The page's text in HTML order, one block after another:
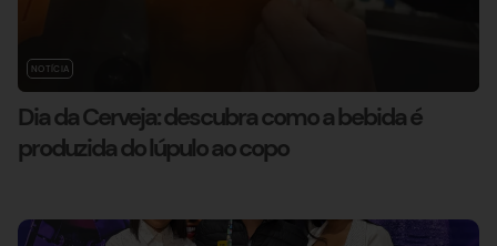
NOTÍCIA
Dia da Cerveja: descubra como a bebida é
produzida do lúpulo ao copo